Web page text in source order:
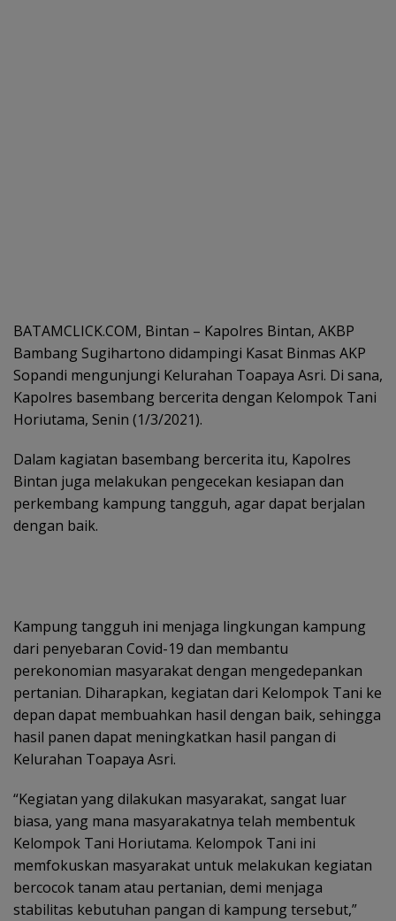
BATAMCLICK.COM, Bintan – Kapolres Bintan, AKBP
Bambang Sugihartono didampingi Kasat Binmas AKP
Sopandi mengunjungi Kelurahan Toapaya Asri. Di sana,
Kapolres basembang bercerita dengan Kelompok Tani
Horiutama, Senin (1/3/2021).
Dalam kagiatan basembang bercerita itu, Kapolres
Bintan juga melakukan pengecekan kesiapan dan
perkembang kampung tangguh, agar dapat berjalan
dengan baik.
Kampung tangguh ini menjaga lingkungan kampung
dari penyebaran Covid-19 dan membantu
perekonomian masyarakat dengan mengedepankan
pertanian. Diharapkan, kegiatan dari Kelompok Tani ke
depan dapat membuahkan hasil dengan baik, sehingga
hasil panen dapat meningkatkan hasil pangan di
Kelurahan Toapaya Asri.
“Kegiatan yang dilakukan masyarakat, sangat luar
biasa, yang mana masyarakatnya telah membentuk
Kelompok Tani Horiutama. Kelompok Tani ini
memfokuskan masyarakat untuk melakukan kegiatan
bercocok tanam atau pertanian, demi menjaga
stabilitas kebutuhan pangan di kampung tersebut,”